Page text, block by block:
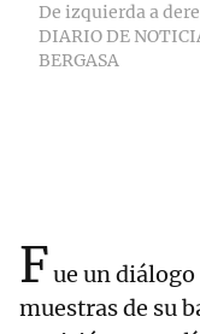
De izquierda a
DIARIO DE
BERGASA
Fue un diálogo
muestras de su